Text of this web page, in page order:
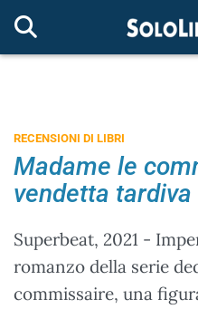
RECENSIONI DI LIBRI
Madame le
vendetta tardiva
Superbeat, 2021 -
romanzo della serie
commissaire, una